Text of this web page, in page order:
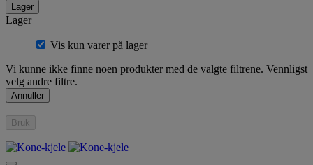
Lager
Lager
Vis kun varer på lager
Vi kunne ikke finne noen produkter med de valgte filtrene. Vennligst
velg andre filtre.
Annuller
Bruk